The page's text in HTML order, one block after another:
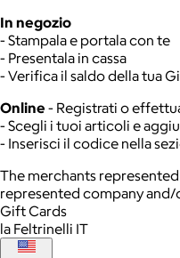
In negozio
- Stampala e portala con te
- Presentala in cassa
- Verifica il saldo della tua
Online - Registrati o
- Scegli i tuoi articoli e
- Inserisci il codice nella
The merchants
represented company
Gift Cards
la Feltrinelli IT